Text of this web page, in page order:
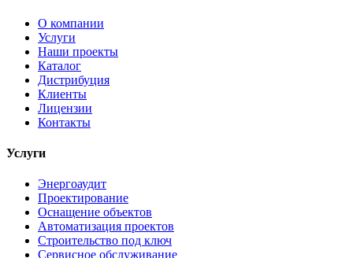
О компании
Услуги
Наши проекты
Каталог
Дистрибуция
Клиенты
Лицензии
Контакты
Услуги
Энергоаудит
Проектирование
Оснащение объектов
Автоматизация проектов
Строительство под ключ
Сервисное обслуживание